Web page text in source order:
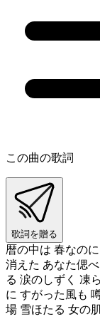
この曲の歌詞
歌詞を贈る
暦の中は 春なの
消えた あなた偲
る 涙のしずく 凍
に すがった風も
場 雪ほたる 女の